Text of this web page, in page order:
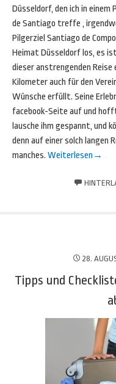
Düsseldorf, den ich in
de Santiago treffe ,
Pilgerziel Santiago de
Heimat Düsseldorf los, es
dieser anstrengenden
Kilometer auch für den
Wünsche erfüllt. Seine
facebook-Seite auf und
lausche ihm gespannt, und
denn auf einer solch langen
manches. Weiterlesen →
28.
Tipps und